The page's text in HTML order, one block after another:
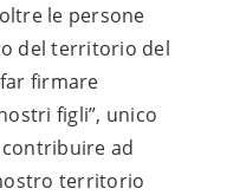
le persone
del territorio del
firmare
figli”, unico
ad
territorio